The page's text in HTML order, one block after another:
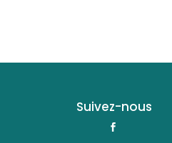
Suivez-nous